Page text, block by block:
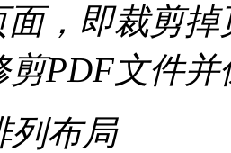
面，即裁剪
剪PDF文件
列布局